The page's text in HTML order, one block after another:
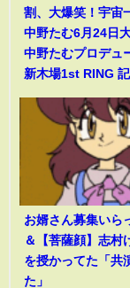
割、大爆笑！宇宙
中野たむ6月24日
中野たむプロデュ
新木場1st RING
お婿さん募集いら
＆【菩薩顔】志村
を授かってた「共
た」